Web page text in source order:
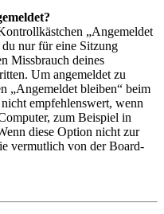
„Angemeldet
nur für eine Sitzung
Missbrauch deines
Um angemeldet zu
„Angemeldet bleiben“ beim
empfehlenswert, wenn
zum Beispiel in
diese Option nicht zur
vermutlich von der Board-